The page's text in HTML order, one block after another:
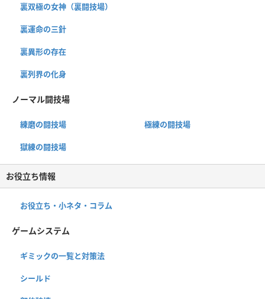
裏双極の女神（裏闘技場）
裏運命の三針
裏異形の存在
裏列界の化身
ノーマル闘技場
練磨の闘技場 極練の闘技場
獄練の闘技場
お役立ち情報
お役立ち・小ネタ・コラム
ゲームシステム
ギミックの一覧と対策法
シールド